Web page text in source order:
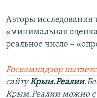
Авторы исследования
«минимальная
реальное число –
Роскомнадзор
сайтуКрым.Реалии
Крым.Реалии можно